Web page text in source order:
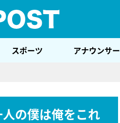
スポーツ アナウンサー
の僕は俺をこれ